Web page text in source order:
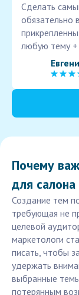
Сделать
обязательно
любую тему +
Почему
для
Создание тем
требующая не
целевой
маркетологи
писать, чтобы
удержать
выбранные
потерянным